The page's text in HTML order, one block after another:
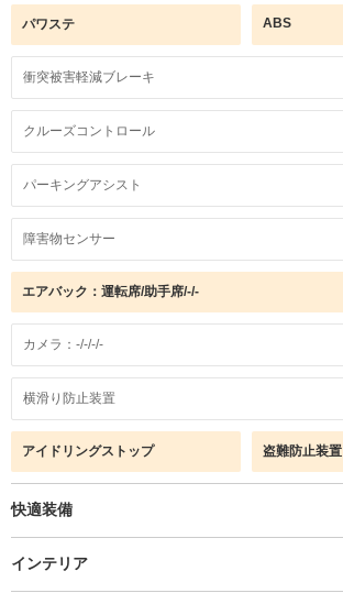
パワステ ABS
衝突被害軽減ブレーキ
クルーズコントロール
パーキングアシスト
障害物センサー
エアバック：運転席/助手席/-/-
カメラ：-/-/-/-
横滑り防止装置
アイドリングストップ 盗難防止装置
快適装備
インテリア